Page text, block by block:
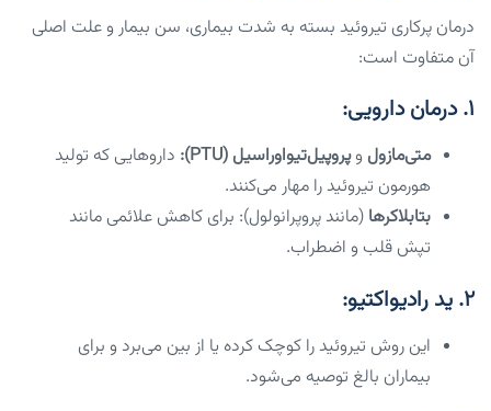
درمان پرکاری تیروئید بسته به شدت بیماری، سن بیمار و علت اصلی
آن متفاوت است:
۱. درمان دارویی:
متی‌مازول وپروپیل‌تیواوراسیل (PTU):
داروهایی که تولید
هورمون تیروئید را مهار می‌کنند.
بتابلاکرها (مانند پروپرانولول): برای کاهش علائمی مانند
تپش قلب و اضطراب.
۲. ید رادیواکتیو:
این روش تیروئید را کوچک کرده یا از بین می‌برد و برای
بیماران بالغ توصیه می‌شود.